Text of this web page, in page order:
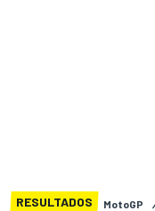
RESULTADOS MotoGP